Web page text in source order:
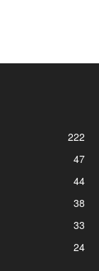
222
47
44
38
33
24